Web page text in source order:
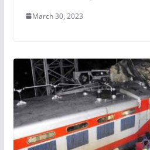
March 30, 2023